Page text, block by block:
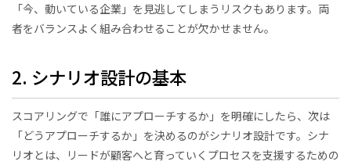
「今、動いている企業」を見逃してしまうリスクもあります。両
者をバランスよく組み合わせることが欠かせません。
2. シナリオ設計の基本
スコアリングで「誰にアプローチするか」を明確にしたら、次は
「どうアプローチするか」を決めるのがシナリオ設計です。シナ
リオとは、リードが顧客へと育っていくプロセスを支援するための